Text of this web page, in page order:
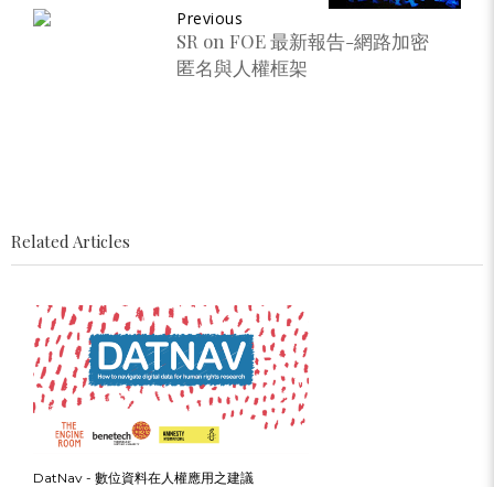
Previous
SR on FOE 最新報告-網路加密
匿名與人權框架
Related Articles
DatNav - 數位資料在人權應用之建議